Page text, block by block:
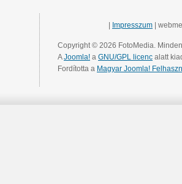
Impresszum |
Copyright © 2026 FotoMedia.
AJoomla! a GNU/GPL licenc alatt
Fordította a Magyar Joomla!